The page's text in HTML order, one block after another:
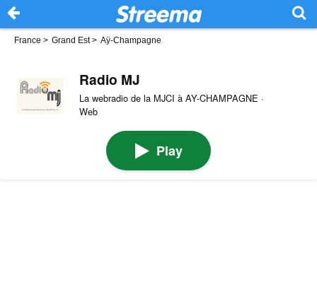
France > Grand Est> Aÿ-Champagne
Radio MJ
La webradio de la MJCI à AY-CHAMPAGNE ·
Web
Play